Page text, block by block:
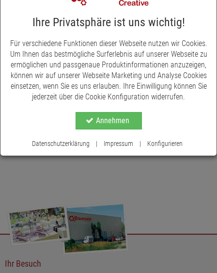
sich mit Haken und Klettbändern ganz einfach am Schulranzen
befestigen. Die Textilien bestehen zu 100 % aus recycelten PET-
Flaschen, Material: 100 % Polyester.
Ihr Besuch
Ihre Privatsphäre ist uns wichtig!
Für verschiedene Funktionen dieser Webseite nutzen wir Cookies.
Um Ihnen das bestmögliche Surferlebnis auf unserer Webseite zu
ermöglichen und passgenaue Produktinformationen anzuzeigen,
können wir auf unserer Webseite Marketing und Analyse Cookies
einsetzen, wenn Sie es uns erlauben. Ihre Einwilligung können Sie
jederzeit über die Cookie Konfiguration widerrufen.
Annehmen
Datenschutzerklärung | Impressum | Konfigurieren